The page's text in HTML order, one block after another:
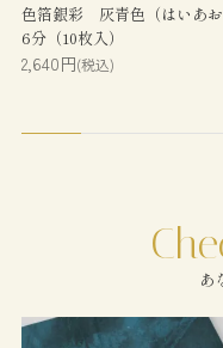
色箔銀彩 灰青色（はいあ
6分（10枚入）
2,640円(税込)
あ